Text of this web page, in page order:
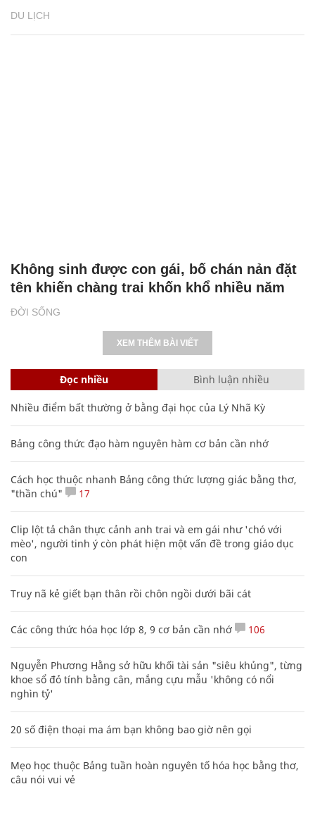
DU LỊCH
ĐỜI SỐNG
Không sinh được con gái, bố chán nản đặt
tên khiến chàng trai khốn khổ nhiều năm
XEM THÊM BÀI VIẾT
Đọc nhiều Bình luận nhiều
Nhiều điểm bất thường ở bằng đại học của Lý Nhã Kỳ
Bảng công thức đạo hàm nguyên hàm cơ bản cần nhớ
Cách học thuộc nhanh Bảng công thức lượng giác bằng thơ,
"thần chú"
17
Clip lột tả chân thực cảnh anh trai và em gái như 'chó với
mèo', người tinh ý còn phát hiện một vấn đề trong giáo dục
con
Truy nã kẻ giết bạn thân rồi chôn ngồi dưới bãi cát
Các công thức hóa học lớp 8, 9 cơ bản cần nhớ 106
Nguyễn Phương Hằng sở hữu khối tài sản "siêu khủng", từng
khoe sổ đỏ tính bằng cân, mắng cựu mẫu 'không có nổi
nghìn tỷ'
20 số điện thoại ma ám bạn không bao giờ nên gọi
Mẹo học thuộc Bảng tuần hoàn nguyên tố hóa học bằng thơ,
câu nói vui vẻ